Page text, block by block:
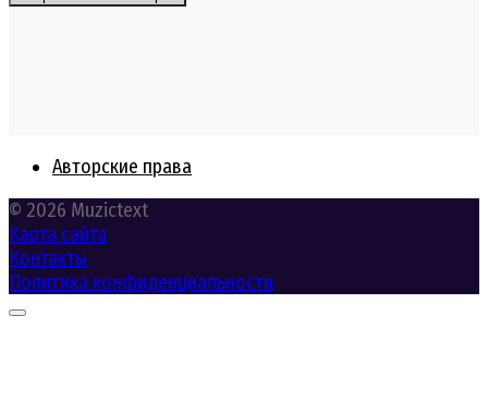
Авторские права
© 2026 Muzictext
Карта сайта
Контакты
Политика конфиденциальности